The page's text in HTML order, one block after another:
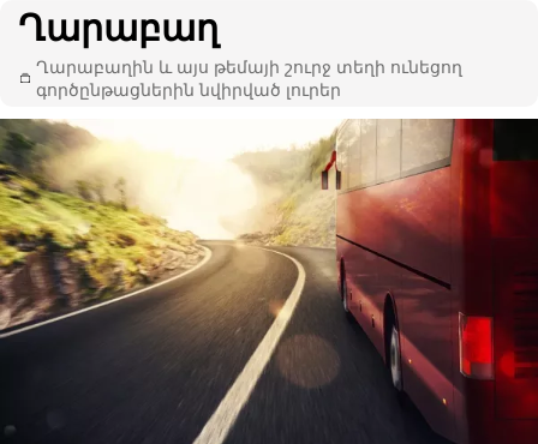
Ղարաբաղ
Ղարաբաղին և այս թեմայի շուրջ տեղի ունեցող
գործընթացներին նվիրված լուրեր